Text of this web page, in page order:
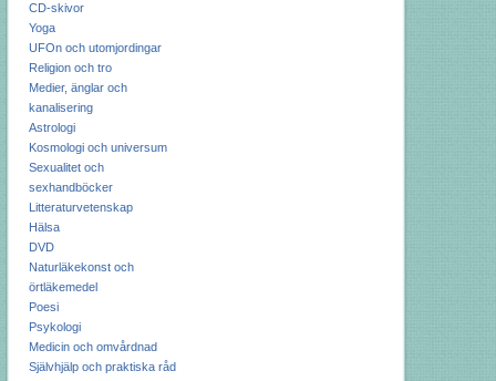
CD-skivor
Yoga
UFOn och utomjordingar
Religion och tro
Medier, änglar och
kanalisering
Astrologi
Kosmologi och universum
Sexualitet och
sexhandböcker
Litteraturvetenskap
Hälsa
DVD
Naturläkekonst och
örtläkemedel
Poesi
Psykologi
Medicin och omvårdnad
Självhjälp och praktiska råd